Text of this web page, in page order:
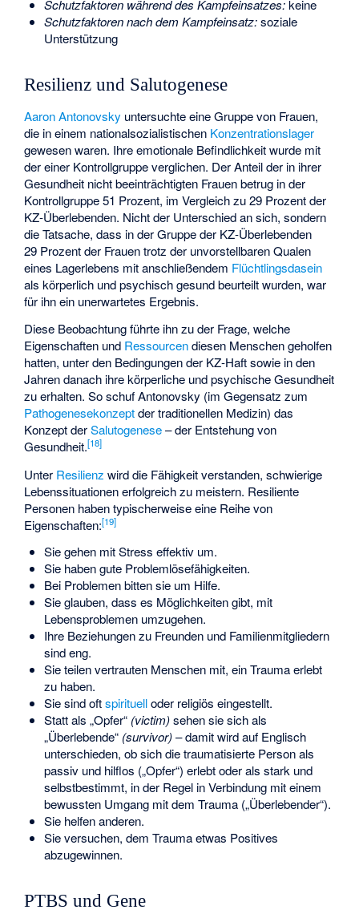
Schutzfaktoren während des Kampfeinsatzes:keine
Schutzfaktoren nach dem Kampfeinsatz:soziale
Unterstützung
Resilienz und Salutogenese
Aaron Antonovsky untersuchte eine Gruppe von Frauen,
die in einem nationalsozialistischen Konzentrationslager
gewesen waren. Ihre emotionale Befindlichkeit wurde mit
der einer Kontrollgruppe verglichen. Der Anteil der in ihrer
Gesundheit nicht beeinträchtigten Frauen betrug in der
Kontrollgruppe 51 Prozent, im Vergleich zu 29 Prozent der
KZ-Überlebenden. Nicht der Unterschied an sich, sondern
die Tatsache, dass in der Gruppe der KZ-Überlebenden
29 Prozent der Frauen trotz der unvorstellbaren Qualen
eines Lagerlebens mit anschließendem Flüchtlingsdasein
als körperlich und psychisch gesund beurteilt wurden, war
für ihn ein unerwartetes Ergebnis.
Diese Beobachtung führte ihn zu der Frage, welche
Eigenschaften und Ressourcendiesen Menschen geholfen
hatten, unter den Bedingungen der KZ-Haft sowie in den
Jahren danach ihre körperliche und psychische Gesundheit
zu erhalten. So schuf Antonovsky (im Gegensatz zum
Pathogenesekonzeptder traditionellen Medizin) das
Konzept derSalutogenese– der Entstehung von
Gesundheit.[18]
Unter Resilienz wird die Fähigkeit verstanden, schwierige
Lebenssituationen erfolgreich zu meistern. Resiliente
Personen haben typischerweise eine Reihe von
Eigenschaften:[19]
Sie gehen mit Stress effektiv um.
Sie haben gute Problemlösefähigkeiten.
Bei Problemen bitten sie um Hilfe.
Sie glauben, dass es Möglichkeiten gibt, mit
Lebensproblemen umzugehen.
Ihre Beziehungen zu Freunden und Familienmitgliedern
sind eng.
Sie teilen vertrauten Menschen mit, ein Trauma erlebt
zu haben.
Sie sind oftspirituelloder religiös eingestellt.
Statt als „Opfer“ (victim)sehen sie sich als
„Überlebende“ (survivor)– damit wird auf Englisch
unterschieden, ob sich die traumatisierte Person als
passiv und hilflos („Opfer“) erlebt oder als stark und
selbstbestimmt, in der Regel in Verbindung mit einem
bewussten Umgang mit dem Trauma („Überlebender“).
Sie helfen anderen.
Sie versuchen, dem Trauma etwas Positives
abzugewinnen.
PTBS und Gene